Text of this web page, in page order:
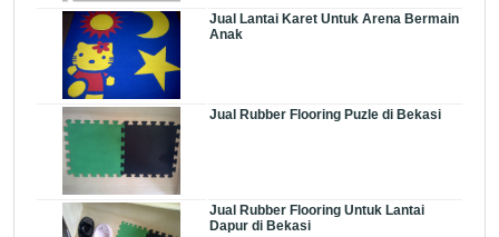
Jual Lantai Karet Untuk Arena Bermain
Anak
Jual Rubber Flooring Puzle di Bekasi
Jual Rubber Flooring Untuk Lantai
Dapur di Bekasi